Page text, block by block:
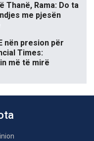
Thanë, Rama: Do ta
me pjesën
nën presion për
Times:
më të mirë